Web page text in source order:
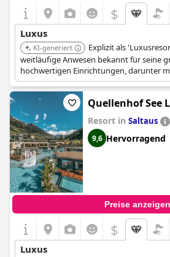
$
Luxus
KI-generiert
Explizit als
weitläufige Anwesen bekannt für seine
hochwertigen Einrichtungen, darunter
ausgedehnte Spa-Bereiche, vielfältige
Gourmet-Restaurants, die ein
Urlaubserlebnis bieten.Quellenhof See
Resort in Saltaus
9,6 Hervorragend
Preise anzeigen
$
Luxus